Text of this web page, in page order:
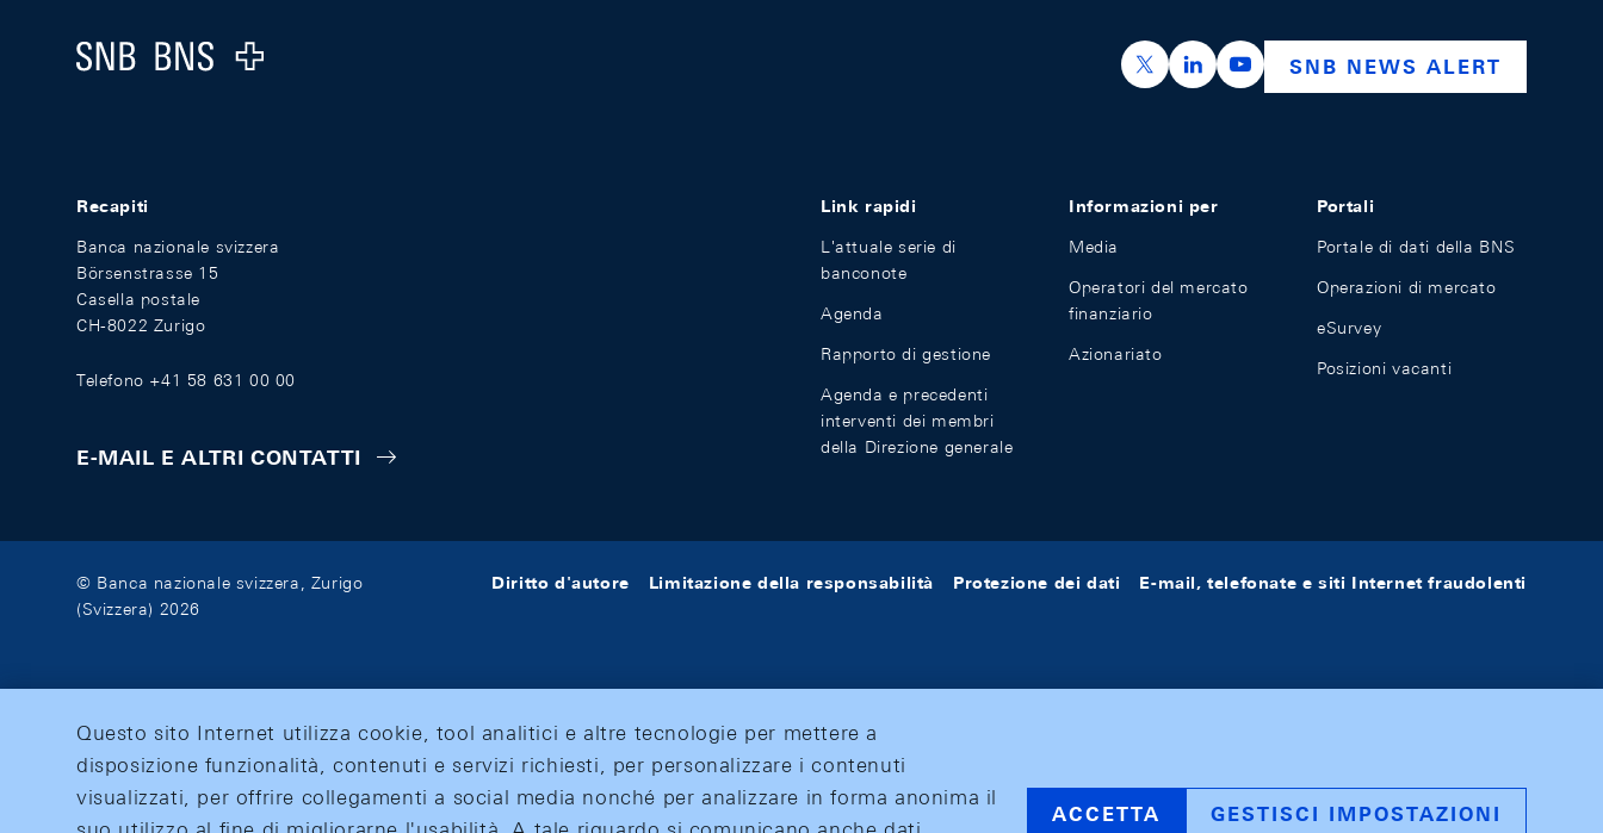
Logo
https://x.com/snb_bns
https://ch.linkedin.com/company/swiss-
https://www.youtube.com/
SNB NEWS ALERT
Recapiti
Banca nazionale svizzera
Börsenstrasse 15
Casella postale
CH-8022 Zurigo
Telefono +41 58 631 00 00
E-MAIL E ALTRI CONTATTI
Link rapidi
L'attuale serie di
banconote
Agenda
Rapporto di gestione
Agenda e precedenti
interventi dei membri
della Direzione generale
Informazioni per
Media
Operatori del mercato
finanziario
Azionariato
Portali
Portale di dati della BNS
Operazioni di mercato
eSurvey
Posizioni vacanti
© Banca nazionale svizzera, Zurigo
(Svizzera) 2026
Diritto d'autore Limitazione della responsabilità Protezione dei dati E-mail, telefonate e siti Internet fraudolenti
Questo sito Internet utilizza cookie, tool analitici e altre tecnologie per mettere a
disposizione funzionalità, contenuti e servizi richiesti, per personalizzare i contenuti
visualizzati, per offrire collegamenti a social media nonché per analizzare in forma anonima il
ACCETTA GESTISCI IMPOSTAZIONI